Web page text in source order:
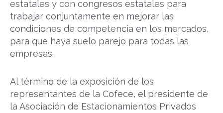
estatales y con congresos estatales para
trabajar conjuntamente en mejorar las
condiciones de competencia en los mercados,
para que haya suelo parejo para todas las
empresas.
Al término de la exposición de los
representantes de la Cofece, el presidente de
la Asociación de Estacionamientos Privados